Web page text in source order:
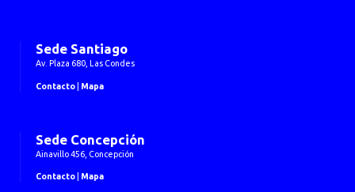
Sede Santiago
Av. Plaza 680, Las Condes
Contacto Mapa
Sede Concepción
Ainavillo 456, Concepción
Contacto Mapa